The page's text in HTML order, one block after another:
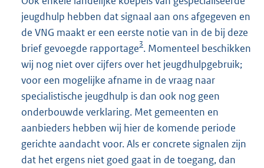
jeugdhulp hebben dat signaal aan ons afgegeven en
de VNG maakt er een eerste notie van in de bij deze
brief gevoegde rapportage3. Momenteel beschikken
wij nog niet over cijfers over het jeugdhulpgebruik;
voor een mogelijke afname in de vraag naar
specialistische jeugdhulp is dan ook nog geen
onderbouwde verklaring. Met gemeenten en
aanbieders hebben wij hier de komende periode
gerichte aandacht voor. Als er concrete signalen zijn
dat het ergens niet goed gaat in de toegang, dan